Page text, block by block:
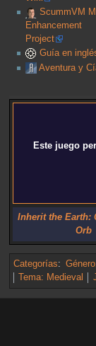
ScummVM
Enhancement
Project
Guía en
Aventura y
Este juego
Inherit the Earth:
Orb
Categorías:
Tema: Medieval